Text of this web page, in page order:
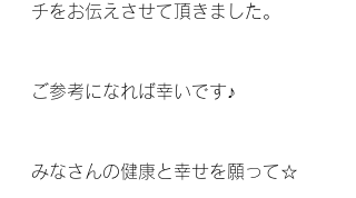
チをお伝えさせて頂きました。
ご参考になれば幸いです♪
みなさんの健康と幸せを願って☆